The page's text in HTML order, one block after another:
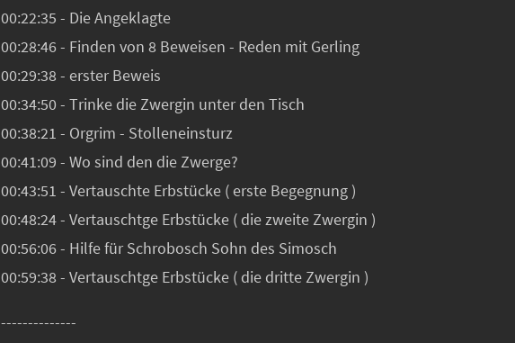
00:22:35 - Die Angeklagte
00:28:46 - Finden von 8 Beweisen - Reden mit Gerling
00:29:38 - erster Beweis
00:34:50 - Trinke die Zwergin unter den Tisch
00:38:21 - Orgrim - Stolleneinsturz
00:41:09 - Wo sind den die Zwerge?
00:43:51 - Vertauschte Erbstücke ( erste Begegnung )
00:48:24 - Vertauschtge Erbstücke ( die zweite Zwergin )
00:56:06 - Hilfe für Schrobosch Sohn des Simosch
00:59:38 - Vertauschtge Erbstücke ( die dritte Zwergin )
--------------